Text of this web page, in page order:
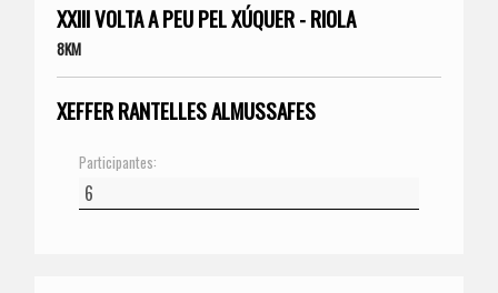
XXIII VOLTA A PEU PEL XÚQUER - RIOLA
8KM
XEFFER RANTELLES ALMUSSAFES
Participantes: